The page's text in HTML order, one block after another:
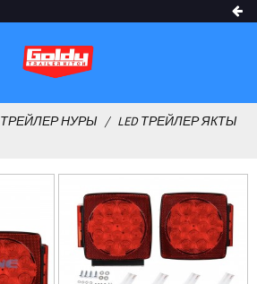
ТРЕЙЛЕР НУРЫ
LED ТРЕЙЛЕР ЯКТЫ